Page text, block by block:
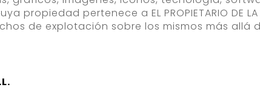
pertenece a EL PROPIETARIO DE LA
de explotación sobre los mismos más allá